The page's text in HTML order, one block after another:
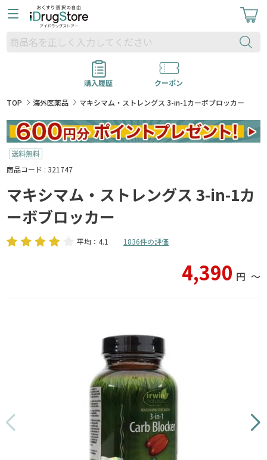
購入履歴
クーポン
TOP
海外医薬品 マキシマム・ストレングス 3-in-1カーボブロッカー
商品コード : 321747
マキシマム・ストレングス 3-in-1カ
ーボブロッカー
平均：4.1 1836件の評価
4,390 円 〜